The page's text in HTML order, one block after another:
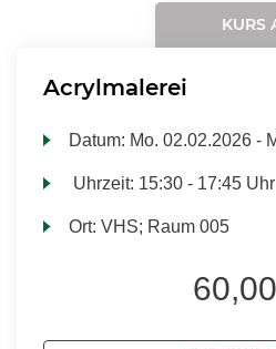
KURS
Acrylmalerei
Datum: Mo. 02.02.2026 -
Uhrzeit: 15:30 - 17:45 Uhr
Ort:VHS; Raum 005